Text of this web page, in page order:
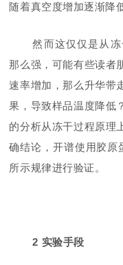
随着真空度增加逐渐降
然而这仅仅是从
那么强，可能有些读者
速率增加，那么升华带
果，导致样品温度降低
的分析从冻干过程原理
确结论，开谱使用胶原
所示规律进行验证。
2 实验手段